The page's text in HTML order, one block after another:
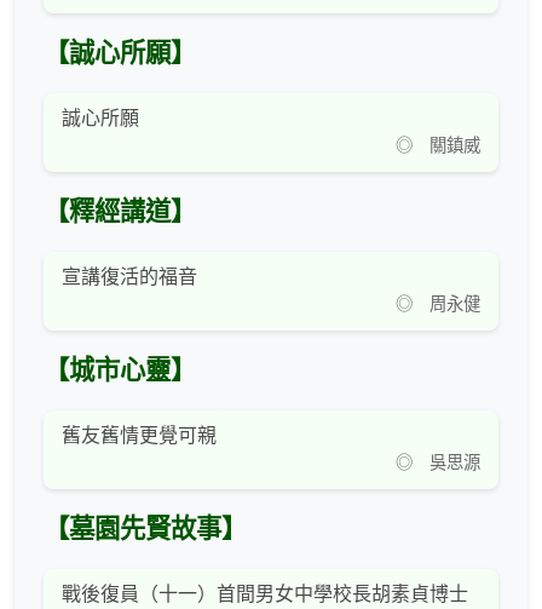
【誠心所願】
誠心所願
◎ 關鎮威
【釋經講道】
宣講復活的福音
◎ 周永健
【城市心靈】
舊友舊情更覺可親
◎ 吳思源
【墓園先賢故事】
戰後復員（十一）首間男女中學校長胡素貞博士